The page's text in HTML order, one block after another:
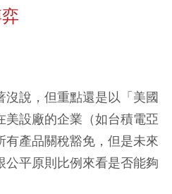
說，但重點還是以「美國
美設廠的企業（如台積電亞
產品關稅豁免，但是未來
平原則比例來看是否能夠